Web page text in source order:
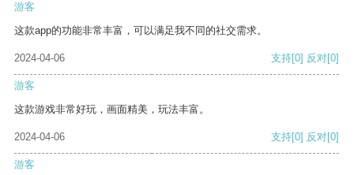
游客
这款app的功能非常丰富，可以满足我不同的社交需求。
2024-04-06 支持[0] 反对[0]
游客
这款游戏非常好玩，画面精美，玩法丰富。
2024-04-06 支持[0] 反对[0]
游客